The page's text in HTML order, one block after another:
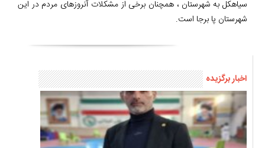
سیاهکل به شهرستان ، همچنان برخی از مشکلات آنروزهای مردم در این
شهرستان پا برجا است.
اخبار برگزیده